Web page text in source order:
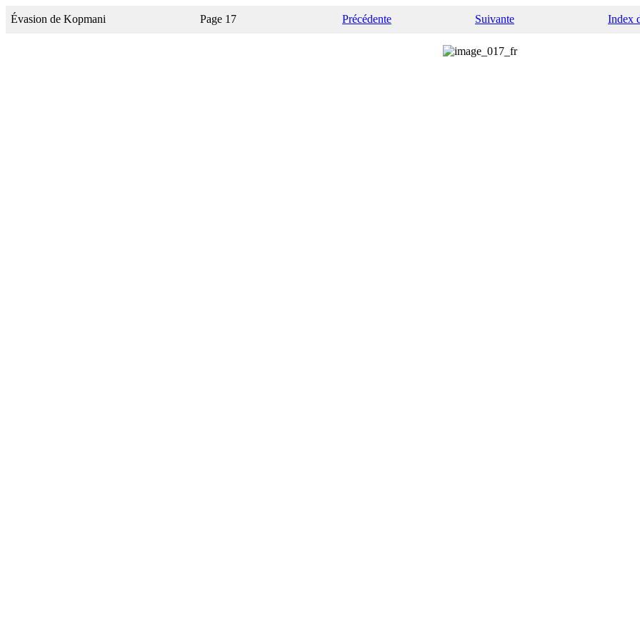
Évasion de Kopmani Page 17 Précédente Suivante Index